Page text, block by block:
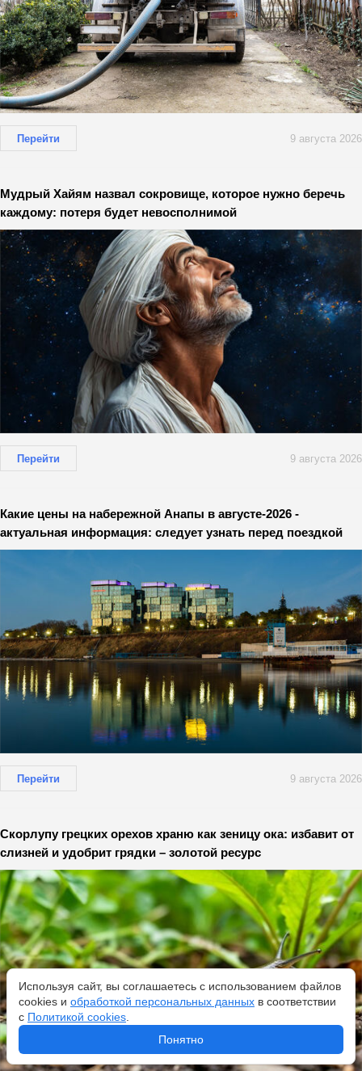
Перейти 9 августа 2026
Мудрый Хайям назвал сокровище, которое нужно беречь
каждому: потеря будет невосполнимой
Перейти 9 августа 2026
Какие цены на набережной Анапы в августе-2026 -
актуальная информация: следует узнать перед поездкой
Перейти 9 августа 2026
Скорлупу грецких орехов храню как зеницу ока: избавит от
слизней и удобрит грядки – золотой ресурс
Используя сайт, вы соглашаетесь с использованием файлов
cookies и обработкой персональных данных в соответствии
с Политикой cookies
Понятно